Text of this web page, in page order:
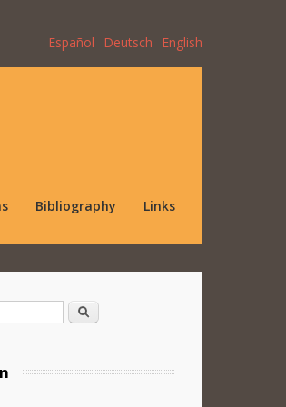
Español Deutsch English
Bibliography Links
Search